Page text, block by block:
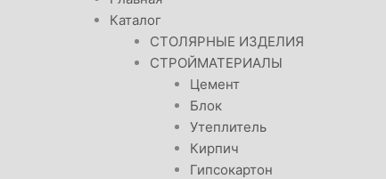
Каталог
СТОЛЯРНЫЕ ИЗДЕЛИЯ
СТРОЙМАТЕРИАЛЫ
Цемент
Блок
Утеплитель
Кирпич
Гипсокартон